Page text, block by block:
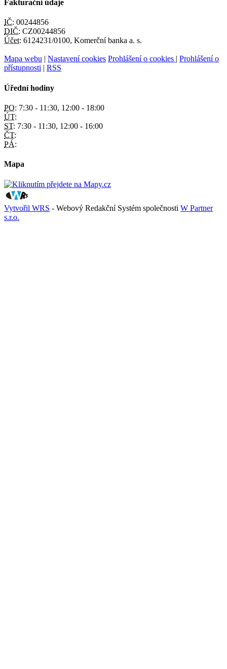
Fakturační údaje
IČ: 00244856
DIČ: CZ00244856
Účet: 6124231/0100, Komerční banka a. s.
Mapa webu Nastavení cookies Prohlášení o cookies
Prohlášení o
přístupnosti
RSS
Úřední hodiny
PO: 7:30 - 11:30, 12:00 - 18:00
ÚT:
ST: 7:30 - 11:30, 12:00 - 16:00
ČT:
PÁ:
Mapa
Vytvořil WRS - Webový Redakční Systém společnosti W Partner
s.r.o.